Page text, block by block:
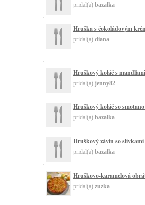
pridal(a) bazalka
Hruška s čokoládovým
pridal(a) diana
Hruškový koláč s mandľami
pridal(a) jenny82
Hruškový koláč so
pridal(a) bazalka
Hruškový závin so slivkami
pridal(a) bazalka
Hruškovo-karamelová
pridal(a) zuzka